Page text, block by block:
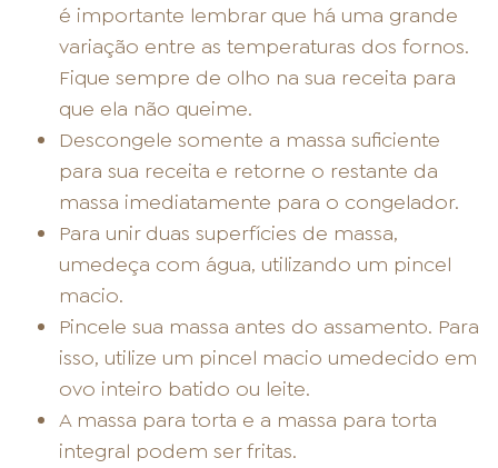
é importante lembrar que há uma grande
variação entre as temperaturas dos fornos.
Fique sempre de olho na sua receita para
que ela não queime.
Descongele somente a massa suficiente
para sua receita e retorne o restante da
massa imediatamente para o congelador.
Para unir duas superfícies de massa,
umedeça com água, utilizando um pincel
macio.
Pincele sua massa antes do assamento. Para
isso, utilize um pincel macio umedecido em
ovo inteiro batido ou leite.
A massa para torta e a massa para torta
integral podem ser fritas.